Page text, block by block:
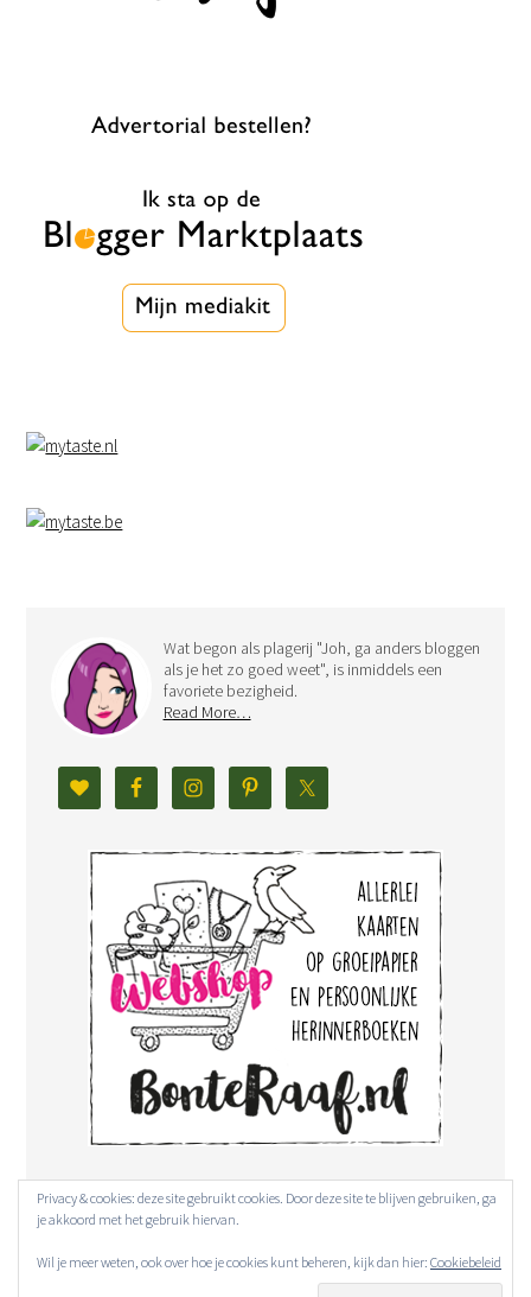
Wat begon als plagerij "Joh, ga anders bloggen
als je het zo goed weet", is inmiddels een
favoriete bezigheid.
Read More…
Privacy & cookies: deze site gebruikt cookies. Door deze site te blijven gebruiken, ga
je akkoord met het gebruik hiervan.
Wil je meer weten, ook over hoe je cookies kunt beheren, kijk dan hier: Cookiebeleid